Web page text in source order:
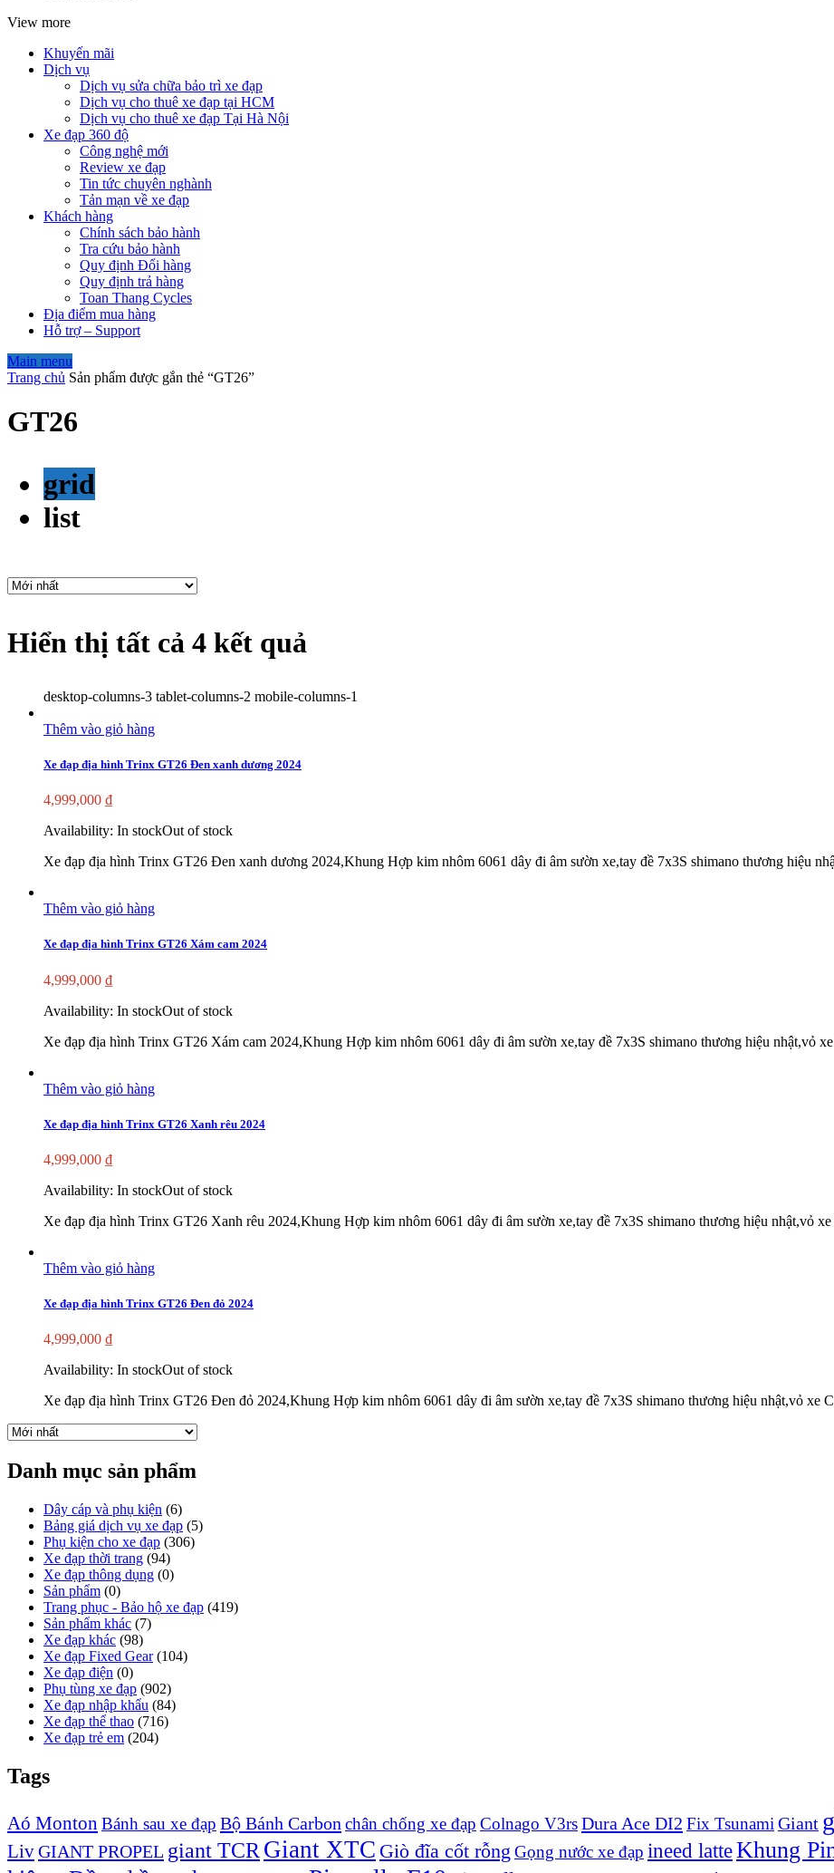
View more
Khuyến mãi
Dịch vụ
Dịch vụ sửa chữa bảo trì xe đạp
Dịch vụ cho thuê xe đạp tại HCM
Dịch vụ cho thuê xe đạp Tại Hà Nội
Xe đạp 360 độ
Công nghệ mới
Review xe đạp
Tin tức chuyên nghành
Tản mạn về xe đạp
Khách hàng
Chính sách bảo hành
Tra cứu bảo hành
Quy định Đổi hàng
Quy định trả hàng
Toan Thang Cycles
Địa điểm mua hàng
Hỗ trợ – Support
Main menu
Trang chủ Sản phẩm được gắn thẻ “GT26”
GT26
grid
list
Hiển thị tất cả 4 kết quả
desktop-columns-3 tablet-columns-2 mobile-columns-1
Thêm vào giỏ hàng
Xe đạp địa hình Trinx GT26 Đen xanh dương 2024
4,999,000 ₫
Availability: In stockOut of stock
Xe đạp địa hình Trinx GT26 Đen xanh dương 2024,Khung Hợp kim nhôm 6061 dây đi âm sườn xe,tay đề 7x3S shimano thương hiệu
Thêm vào giỏ hàng
Xe đạp địa hình Trinx GT26 Xám cam 2024
4,999,000 ₫
Availability: In stockOut of stock
Xe đạp địa hình Trinx GT26 Xám cam 2024,Khung Hợp kim nhôm 6061 dây đi âm sườn xe,tay đề 7x3S shimano thương hiệu nhật,vỏ
Thêm vào giỏ hàng
Xe đạp địa hình Trinx GT26 Xanh rêu 2024
4,999,000 ₫
Availability: In stockOut of stock
Xe đạp địa hình Trinx GT26 Xanh rêu 2024,Khung Hợp kim nhôm 6061 dây đi âm sườn xe,tay đề 7x3S shimano thương hiệu nhật,vỏ
Thêm vào giỏ hàng
Xe đạp địa hình Trinx GT26 Đen đỏ 2024
4,999,000 ₫
Availability: In stockOut of stock
Xe đạp địa hình Trinx GT26 Đen đỏ 2024,Khung Hợp kim nhôm 6061 dây đi âm sườn xe,tay đề 7x3S shimano thương hiệu nhật,vỏ xe
Danh mục sản phẩm
Dây cáp và phụ kiện (6)
Bảng giá dịch vụ xe đạp (5)
Phụ kiện cho xe đạp (306)
Xe đạp thời trang (94)
Xe đạp thông dụng (0)
Sản phẩm (0)
Trang phục - Bảo hộ xe đạp (419)
Sản phẩm khác (7)
Xe đạp khác (98)
Xe đạp Fixed Gear (104)
Xe đạp điện (0)
Phụ tùng xe đạp (902)
Xe đạp nhập khẩu (84)
Xe đạp thể thao (716)
Xe đạp trẻ em (204)
Tags
Aó Monton Bánh sau xe đạp Bộ Bánh Carbon chân chống xe đạp Colnago V3rsDura Ace DI2 Fix Tsunami Giant
LivGIANT PROPEL giant TCR Giant XTC Giò đĩa cốt rỗng Gọng nước xe đạp ineed latteKhung